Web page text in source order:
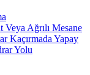
Veya Ağrılı Mesane
Kaçırmada Yapay
Yolu